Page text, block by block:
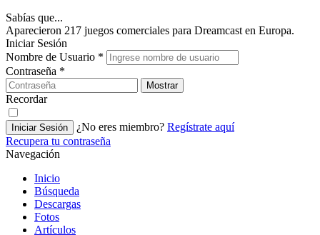
Sabías que...
Aparecieron 217 juegos comerciales para Dreamcast en Europa.
Iniciar Sesión
Nombre de Usuario *
Contraseña *
Mostrar
Recordar
Iniciar Sesión ¿No eres miembro? Regístrate aquí
Recupera tu contraseña
Navegación
Inicio
Búsqueda
Descargas
Fotos
Artículos